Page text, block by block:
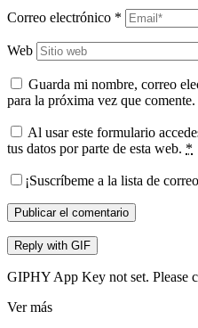
Correo electrónico *
Web
Guarda mi nombre, correo
para la próxima vez que comente.
Al usar este formulario
tus datos por parte de esta web. *
¡Suscríbeme a la lista de
Publicar el comentario
Reply with GIF
GIPHY App Key not set. Please
Ver más